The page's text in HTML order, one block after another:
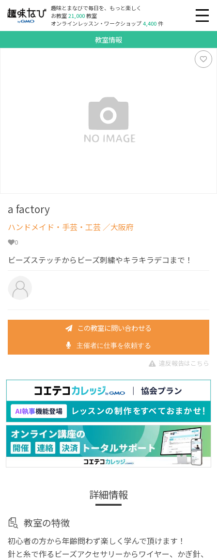
趣味とまなびで毎日を、もっと楽しく
お教室21,000教室
オンラインレッスン・ワークショップ4,400件
教室情報
a factory
ハンドメイド・手芸・工芸 ／大阪府
0
ビーズステッチからビーズ刺繍やキラキラデコまで！
この教室に問い合わせる
主催者に仕事を依頼する
違反報告はこちら
詳細情報
教室の特徴
初心者の方から年齢問わず楽しく学んで頂けます！
針と糸で作るビーズアクセサリーからワイヤー、かぎ針、